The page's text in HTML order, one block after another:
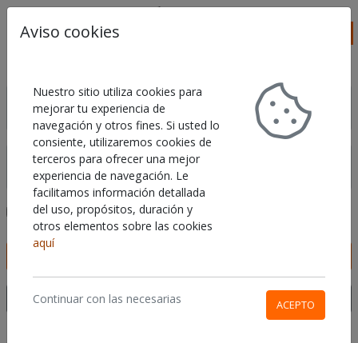
Usuario
Contraseña
Recordarme la próxima vez
¿PROBLEMAS CON EL INICIO DE SESIÓN?
Aviso cookies
Nuestro sitio utiliza cookies para
mejorar tu experiencia de
navegación y otros fines. Si usted lo
consiente, utilizaremos cookies de
terceros para ofrecer una mejor
experiencia de navegación. Le
facilitamos información detallada
del uso, propósitos, duración y
otros elementos sobre las cookies
aquí
Continuar con las necesarias ACEPTO